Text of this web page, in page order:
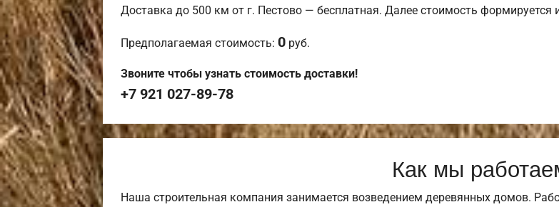
Доставка до 500 км от г. Пестово — бесплатная. Далее стоимость формируется
Предполагаемая стоимость: 0 руб.
Звоните чтобы узнать стоимость доставки!
+7 921 027-89-78
Как мы
Наша строительная компания занимается возведением деревянных домов.